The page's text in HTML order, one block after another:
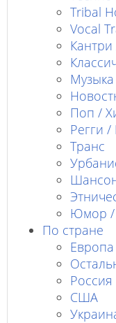
Tribal
Vocal
Поп /
Регги /
Транс
Юмор /
По стране
Европа
Россия
США